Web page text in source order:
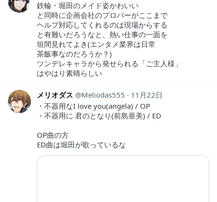
鉄輪・堀田のメイド姿かわいい
と同時に企画会社のプロパーがここまで
ヘルプ対応してくれるのは現場からする
と有難いだろうなと、熱い仕事の一面を
垣間見れてよき(エンタメ業界は日常
茶飯事なのだろうか？)
ツンデレキャラから発せられる「ご主人様」
はやはり素晴らしい
メリオダス Meliodas555
11月22日
・不器用なI love you(angela) / OP
・不器用に 君のとなり(前島亜美) / ED
OP曲の方
ED曲は堀田が歌っているな